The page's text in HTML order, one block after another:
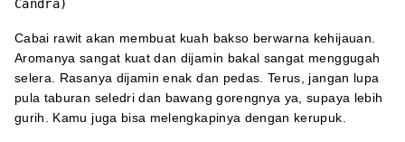
Candra)
Cabai rawit akan membuat kuah bakso berwarna kehijauan.
Aromanya sangat kuat dan dijamin bakal sangat menggugah
selera. Rasanya dijamin enak dan pedas. Terus, jangan lupa
pula taburan seledri dan bawang gorengnya ya, supaya lebih
gurih. Kamu juga bisa melengkapinya dengan kerupuk.